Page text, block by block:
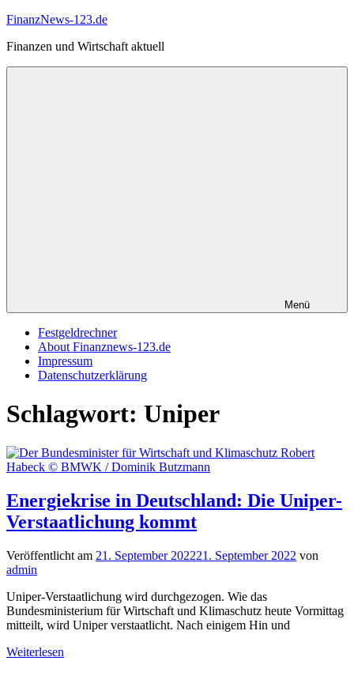
Zum
springen
FinanzNews-123.de
Finanzen und Wirtschaft aktuell
Menü
Festgeldrechner
About Finanznews-123.de
Impressum
Datenschutzerklärung
Schlagwort: Uniper
Energiekrise in Deutschland: Die Uniper-
Verstaatlichung kommt
Veröffentlicht am 21. September 202221. September 2022 von
admin
Uniper-Verstaatlichung wird durchgezogen. Wie das
Bundesministerium für Wirtschaft und Klimaschutz heute Vormittag
mitteilt, wird Uniper verstaatlicht. Nach einigem Hin und
Weiterlesen